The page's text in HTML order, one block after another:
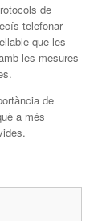
de
telefonar
que les
les mesures
de
a més